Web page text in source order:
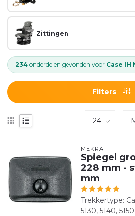
Zittingen
234 onderdelen gevonden voor Case IH
Filters
MEKRA
Spiegel
228 mm -
mm
Trekkertype:
5130, 5140,